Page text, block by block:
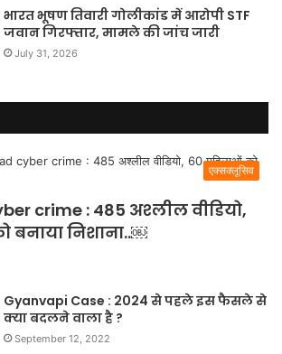
भारत भूषण तिवारी गोलीकांड में आरोपी STF
जवान गिरफ्तार, मामले की जांच जारी
July 31, 2026
एक्सक्लूसिव
crime : 485 अश्लील वीडियो,
बनाया निशाना..￼
Gyanvapi Case : 2024 से पहले इस फैसले से
क्या बदलने वाला है ?
September 12, 2022